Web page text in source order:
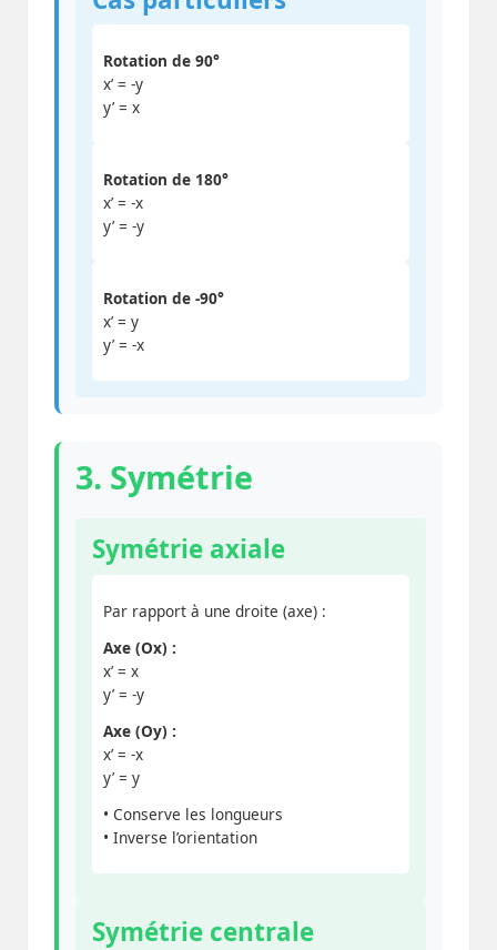
Rotation de 90°
x’ = -y
y’ = x
Rotation de 180°
x’ = -x
y’ = -y
Rotation de -90°
x’ = y
y’ = -x
3. Symétrie
Symétrie axiale
Par rapport à une droite (axe) :
Axe (Ox) :
x’ = x
y’ = -y
Axe (Oy) :
x’ = -x
y’ = y
• Conserve les longueurs
• Inverse l’orientation
Symétrie centrale